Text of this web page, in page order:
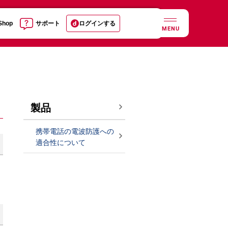
サポート ログインする
MENU
製品
携帯電話の電波防護への
適合性について